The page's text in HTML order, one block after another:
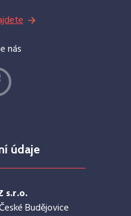
nás
údaje
s.r.o.
Budějovice